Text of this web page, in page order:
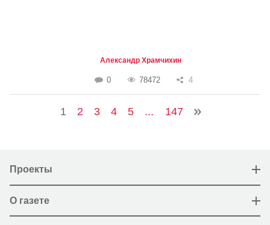
Александр Храмчихин
0 78472 4
1 2 3 4 5 ... 147
Проекты
О газете